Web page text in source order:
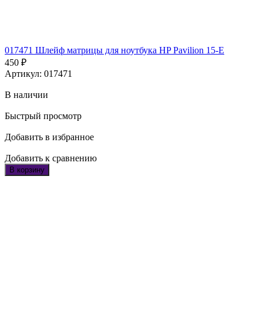
017471 Шлейф матрицы для ноутбука HP Pavilion 15-E
450 ₽
Артикул: 017471
В наличии
Быстрый просмотр
Добавить в избранное
Добавить к сравнению
В корзину